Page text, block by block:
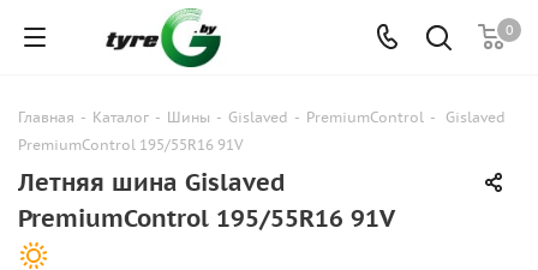
0
Главная - Каталог - Шины - Gislaved - PremiumControl -
Gislaved
PremiumControl 195/55R16 91V
Летняя шина Gislaved
PremiumControl 195/55R16 91V